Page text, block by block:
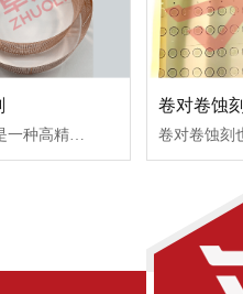
卷对卷蚀刻